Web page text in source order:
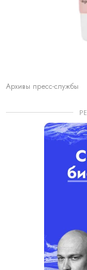
Архивы пресс-службы